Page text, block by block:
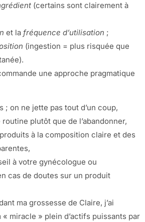
(certains sont clairement à
et la fréquence d’utilisation ;
(ingestion = plus risquée que
une approche pragmatique
; on ne jette pas tout d’un coup,
plutôt que de l’abandonner,
à la composition claire et des
à votre gynécologue ou
cas de doutes sur un produit
ma grossesse de Claire, j’ai
miracle » plein d’actifs puissants par